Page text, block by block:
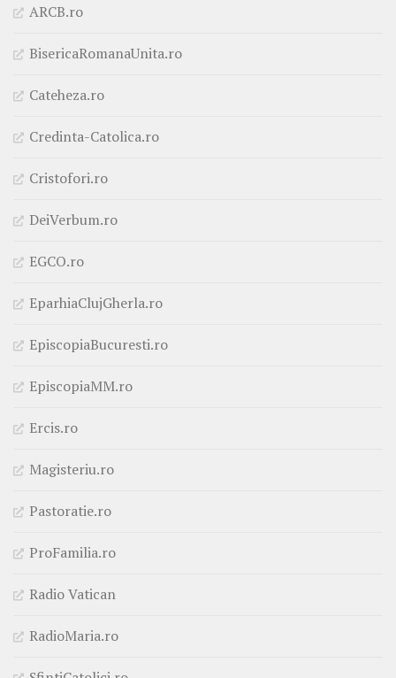
ARCB.ro
BisericaRomanaUnita.ro
Cateheza.ro
Credinta-Catolica.ro
Cristofori.ro
DeiVerbum.ro
EGCO.ro
EparhiaClujGherla.ro
EpiscopiaBucuresti.ro
EpiscopiaMM.ro
Ercis.ro
Magisteriu.ro
Pastoratie.ro
ProFamilia.ro
Radio Vatican
RadioMaria.ro